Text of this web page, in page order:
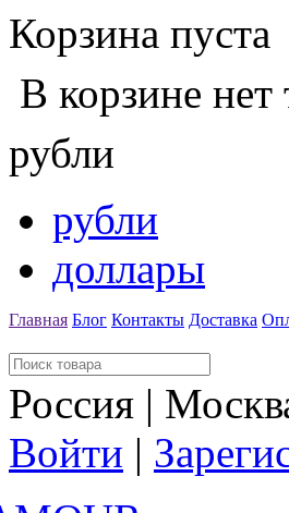
Корзина пуста
В корзине нет
рубли
рубли
доллары
Главная Блог Контакты Доставка
Россия |
Войти |